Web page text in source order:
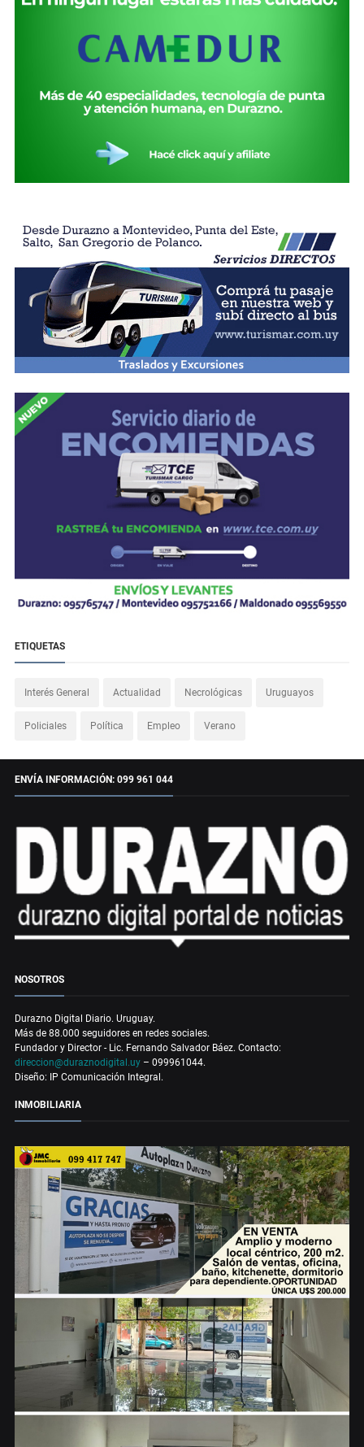
ETIQUETAS
Interés General Actualidad Necrológicas Uruguayos
Policiales Política Empleo Verano
ENVÍA INFORMACIÓN: 099 961 044
NOSOTROS
Durazno Digital Diario. Uruguay.
Más de 88.000 seguidores en redes sociales.
Fundador y Director - Lic. Fernando Salvador Báez. Contacto:
direccion@duraznodigital.uy – 099961044.
Diseño: IP Comunicación Integral.
INMOBILIARIA